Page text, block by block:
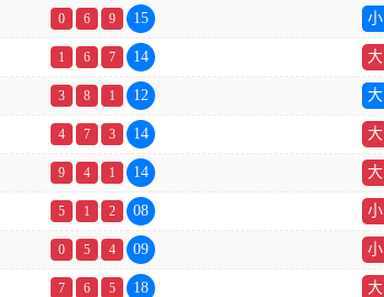
0 6 9 15 小
1 6 7 14 大
3 8 1 12 大
4 7 3 14 大
9 4 1 14 大
5 1 2 08 小
0 5 4 09 小
7 6 5 18 大